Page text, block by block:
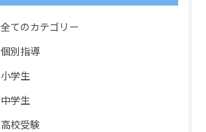
全てのカテゴリー
個別指導
小学生
中学生
高校受験